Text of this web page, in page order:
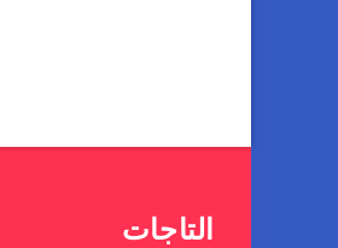
التاجات